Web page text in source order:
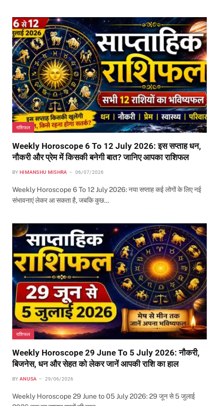
राशिफल
Weekly Horoscope 6 To 12 July 2026: इस सप्ताह धन,
नौकरी और प्रेम में किसकी बनेगी बात? जानिए आपका राशिफल
BY HIMANSHU MISHRA 06/07/2026
Weekly Horoscope 6 To 12 July 2026: नया सप्ताह कई लोगों के लिए नई
संभावनाएं लेकर आ सकता है, जबकि कुछ…
राशिफल
Weekly Horoscope 29 June To 5 July 2026: नौकरी,
बिजनेस, धन और सेहत को लेकर जानें आपकी राशि का हाल
BY ANUSA 29/06/2026
Weekly Horoscope 29 June to 05 July 2026: 29 जून से 5 जुलाई